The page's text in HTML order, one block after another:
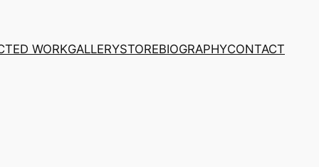
WORKGALLERYSTOREBIOGRAPHYCONTACT